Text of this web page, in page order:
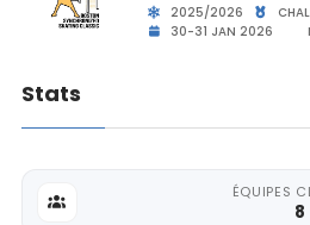
2025/2026
30-31 JAN 2026
Stats
ÉQUIPES
8